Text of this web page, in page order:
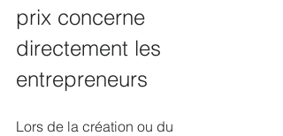
prix concerne
directement les
entrepreneurs
Lors de la création ou du